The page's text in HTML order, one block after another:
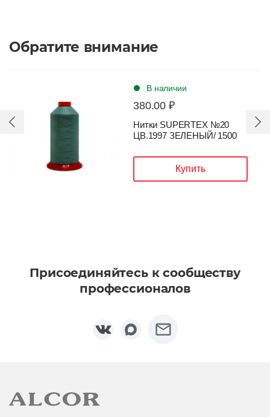
Обратите внимание
В наличии
380.00 ₽
Нитки SUPERTEX №20
ЦВ.1091 КОРИЧНЕВЫЙ/
Купить
Присоединяйтесь к сообществу
профессионалов